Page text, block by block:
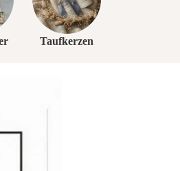
Taufkerzen